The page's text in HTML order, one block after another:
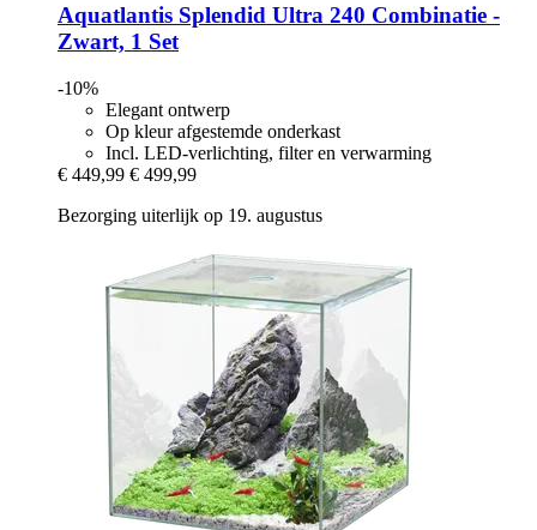
Aquatlantis Splendid Ultra 240 Combinatie -​
Zwart, 1 Set
-10%
Elegant ontwerp
Op kleur afgestemde onderkast
Incl. LED-verlichting, filter en verwarming
€ 449,99 € 499,99
Bezorging uiterlijk op 19. augustus